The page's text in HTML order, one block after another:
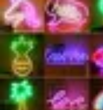
Vitalidad Sana
Ejercicio y SaludSalud Mental
y Vitalidad
Vitalidad Sana